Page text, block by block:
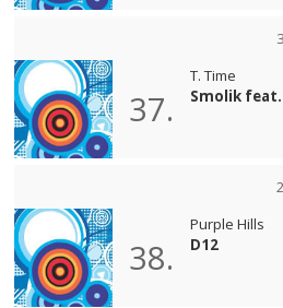
37.
T. Time
Smolik
38.
Purple Hills
D12